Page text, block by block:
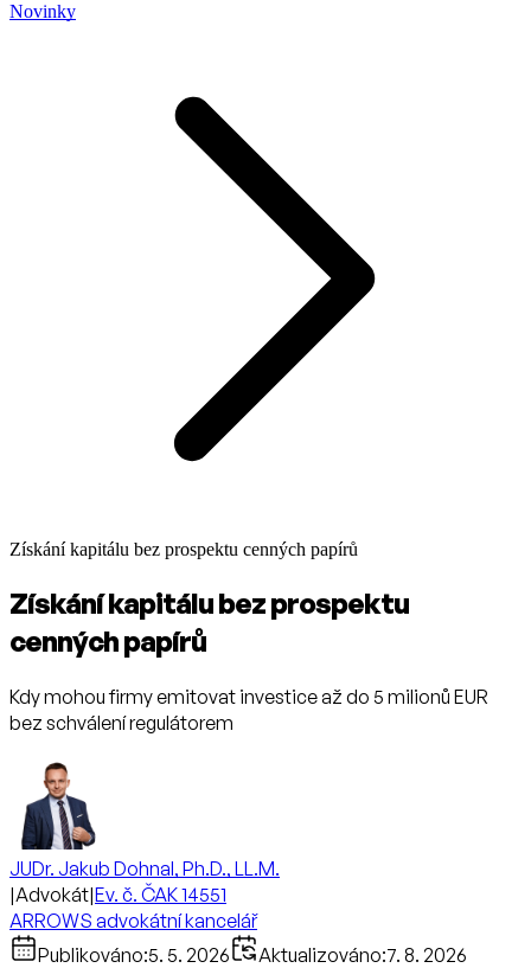
Novinky
Získání kapitálu bez prospektu cenných papírů
Získání kapitálu bez prospektu
cenných papírů
Kdy mohou firmy emitovat investice až do 5 milionů EUR
bez schválení regulátorem
JUDr. Jakub Dohnal, Ph.D., LL.M.
|Advokát|Ev. č. ČAK 14551
ARROWS advokátní kancelář
Publikováno:5. 5. 2026 Aktualizováno:7. 8. 2026